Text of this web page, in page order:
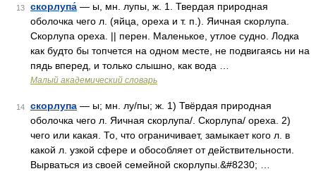
13 скорлупа́ — ы, мн. лупы, ж. 1. Твердая природная
оболочка чего л. (яйца, ореха и т. п.). Яичная скорлупа.
Скорлупа ореха. || перен. Маленькое, утлое судно. Лодка
как будто бы топчется на одном месте, не подвигаясь ни на
пядь вперед, и только слышно, как вода …
Малый академический словарь
14 скорлупа — ы; мн. лу/пы; ж. 1) Твёрдая природная
оболочка чего л. Яичная скорлупа/. Скорлупа/ ореха. 2)
чего или какая. То, что ограничивает, замыкает кого л. в
какой л. узкой сфере и обособляет от действительности.
Вырваться из своей семейной скорлупы.&#8230; …